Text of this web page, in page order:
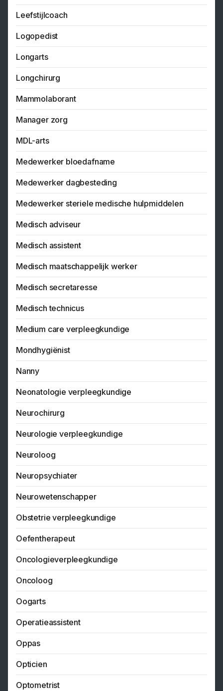
Leefstijlcoach
Logopedist
Longarts
Longchirurg
Mammolaborant
Manager zorg
MDL-arts
Medewerker bloedafname
Medewerker dagbesteding
Medewerker steriele medische hulpmiddelen
Medisch adviseur
Medisch assistent
Medisch maatschappelijk werker
Medisch secretaresse
Medisch technicus
Medium care verpleegkundige
Mondhygiënist
Nanny
Neonatologie verpleegkundige
Neurochirurg
Neurologie verpleegkundige
Neuroloog
Neuropsychiater
Neurowetenschapper
Obstetrie verpleegkundige
Oefentherapeut
Oncologieverpleegkundige
Oncoloog
Oogarts
Operatieassistent
Oppas
Opticien
Optometrist